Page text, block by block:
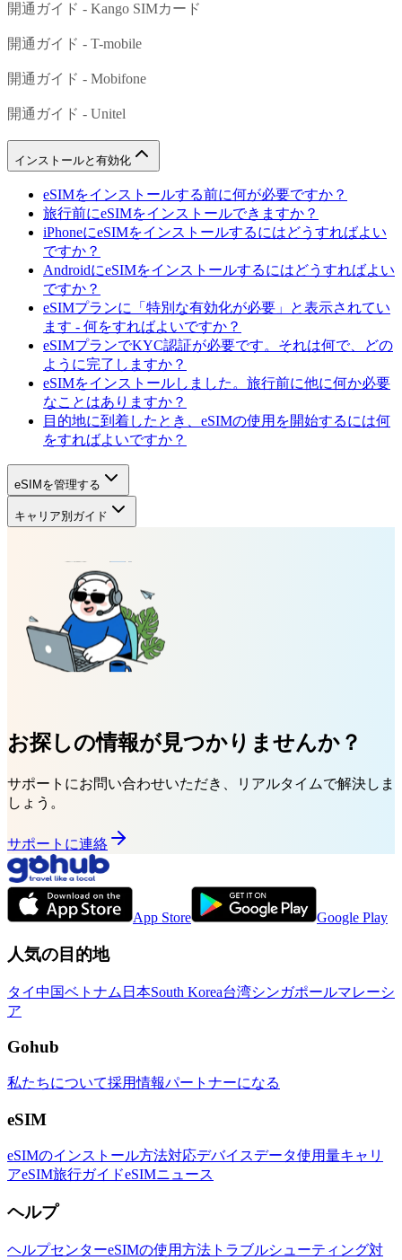
開通ガイド - Kango SIMカード
開通ガイド - T-mobile
開通ガイド - Mobifone
開通ガイド - Unitel
インストールと有効化
eSIMをインストールする前に何が必要ですか？
旅行前にeSIMをインストールできますか？
iPhoneにeSIMをインストールするにはどうすればよい
ですか？
AndroidにeSIMをインストールするにはどうすればよい
ですか？
eSIMプランに「特別な有効化が必要」と表示されてい
ます - 何をすればよいですか？
eSIMプランでKYC認証が必要です。それは何で、どの
ように完了しますか？
eSIMをインストールしました。旅行前に他に何か必要
なことはありますか？
目的地に到着したとき、eSIMの使用を開始するには何
をすればよいですか？
eSIMを管理する
キャリア別ガイド
お探しの情報が見つかりませんか？
サポートにお問い合わせいただき、リアルタイムで解決しま
しょう。
サポートに連絡
App Store Google Play
人気の目的地
タイ中国ベトナム 日本South Korea台湾シンガポールマレーシ
ア
Gohub
私たちについて採用情報パートナーになる
eSIM
eSIMのインストール方法対応デバイスデータ使用量キャリ
アeSIM旅行ガイドeSIMニュース
ヘルプ
ヘルプセンターeSIMの使用方法 トラブルシューティング対